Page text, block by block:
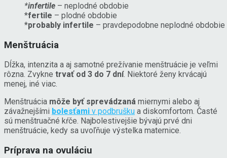
*infertile – neplodné obdobie
*fertile – plodné obdobie
*probably infertile – pravdepodobne neplodné obdobie
Menštruácia
Dĺžka, intenzita a aj samotné prežívanie menštruácie je veľmi
rôzna. Zvykne trvať od 3 do 7 dní. Niektoré ženy krvácajú
menej, iné viac.
Menštruácia môže byť sprevádzaná miernymi alebo aj
závažnejšími bolesťami v podbrušku a diskomfortom. Časté
sú menštruačné kŕče. Najbolestivejšie bývajú prvé dni
menštruácie, kedy sa uvoľňuje výstelka maternice.
Príprava na ovuláciu